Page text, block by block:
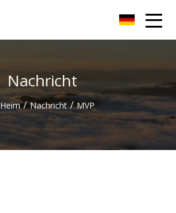
Nachricht
Heim / Nachricht / MVP